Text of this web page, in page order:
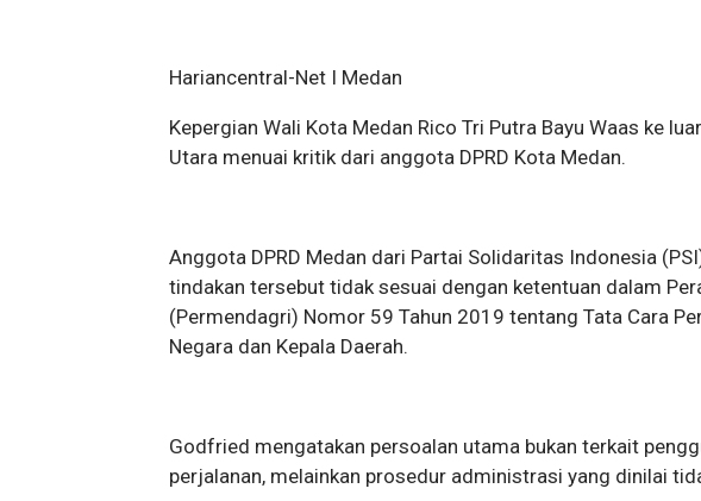
Hariancentral-Net I Medan
Kepergian Wali Kota Medan Rico Tri Putra Bayu Waas ke
Utara menuai kritik dari anggota DPRD Kota Medan.
Anggota DPRD Medan dari Partai Solidaritas Indonesia
tindakan tersebut tidak sesuai dengan ketentuan dalam
(Permendagri) Nomor 59 Tahun 2019 tentang Tata Cara
Negara dan Kepala Daerah.
Godfried mengatakan persoalan utama bukan terkait
perjalanan, melainkan prosedur administrasi yang dinilai